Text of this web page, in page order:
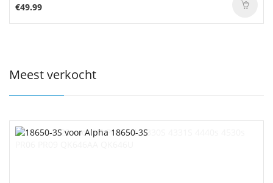
€49.99
Meest verkocht